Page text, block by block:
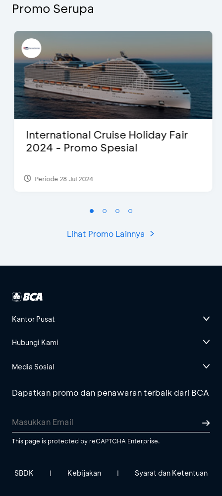
Promo Serupa
International Cruise Holiday Fair
2024 - Promo Spesial
Periode 28 Jul 2024
Lihat Promo Lainnya
Kantor Pusat
Hubungi Kami
Media Sosial
Dapatkan promo dan penawaran terbaik dari BCA
This page is protected by reCAPTCHA Enterprise.
SBDK | Kebijakan | Syarat dan Ketentuan